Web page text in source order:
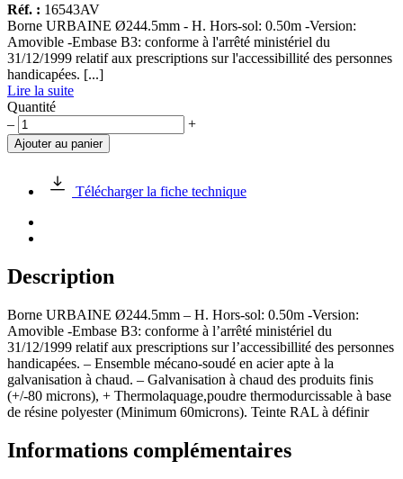
Réf. : 16543AV
Borne URBAINE Ø244.5mm - H. Hors-sol: 0.50m -Version:
Amovible -Embase B3: conforme à l'arrêté ministériel du
31/12/1999 relatif aux prescriptions sur l'accessibillité des personnes
handicapées. [...]
Lire la suite
Quantité
quantité
de
Borne
Ø244.5mm
– +
Ajouter au panier
Télécharger la fiche technique
Description
Borne URBAINE Ø244.5mm – H. Hors-sol: 0.50m -Version:
Amovible -Embase B3: conforme à l’arrêté ministériel du
31/12/1999 relatif aux prescriptions sur l’accessibillité des personnes
handicapées. – Ensemble mécano-soudé en acier apte à la
galvanisation à chaud. – Galvanisation à chaud des produits finis
(+/-80 microns), + Thermolaquage,poudre thermodurcissable à base
de résine polyester (Minimum 60microns). Teinte RAL à définir
Informations complémentaires